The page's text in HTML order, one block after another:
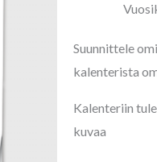
Suunnittele
kalenterista
Kalenteriin
kuvaa